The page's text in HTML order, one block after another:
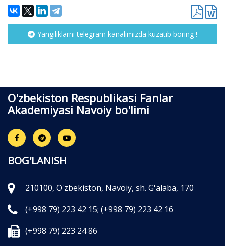
Yangiliklarni telegram kanalimizda kuzatib boring !
O'zbekiston Respublikasi Fanlar
Akademiyasi Navoiy bo'limi
BOG'LANISH
210100, O'zbekiston, Navoiy, sh. G'alaba, 170
(+998 79) 223 42 15; (+998 79) 223 42 16
(+998 79) 223 24 86